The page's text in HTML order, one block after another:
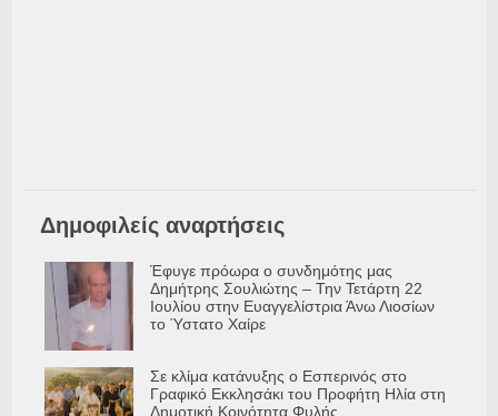
Δημοφιλείς αναρτήσεις
Έφυγε πρόωρα ο συνδημότης μας
Δημήτρης Σουλιώτης – Την Τετάρτη 22
Ιουλίου στην Ευαγγελίστρια Άνω Λιοσίων
το Ύστατο Χαίρε
Σε κλίμα κατάνυξης ο Εσπερινός στο
Γραφικό Εκκλησάκι του Προφήτη Ηλία στη
Δημοτική Κοινότητα Φυλής